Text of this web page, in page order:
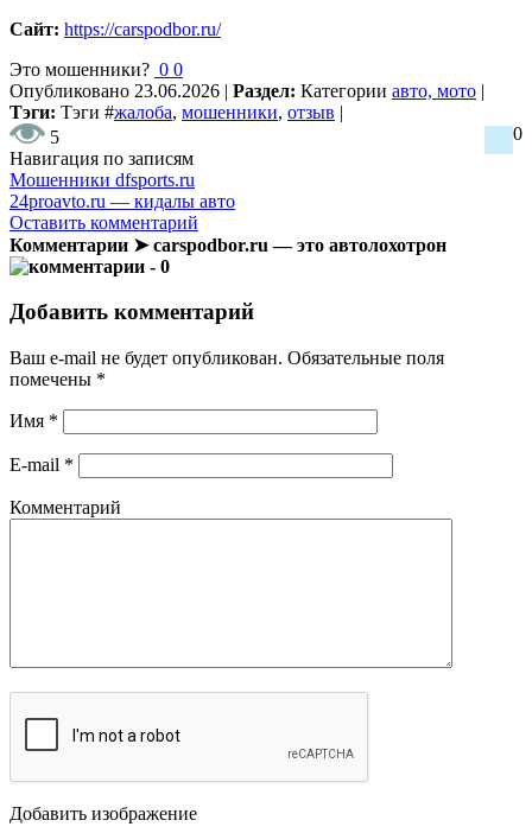
Сайт: https://carspodbor.ru/
Это мошенники? 0 0
Опубликовано 23.06.2026 | Раздел: Категории авто, мото |
Тэги: Тэги #жалоба, мошенники, отзыв |
5
0
Навигация по записям
Мошенники dfsports.ru
24proavto.ru — кидалы авто
Оставить комментарий
Комментарии ➤ carspodbor.ru — это автолохотрон
- 0
Добавить комментарий
Ваш e-mail не будет опубликован. Обязательные поля
помечены *
Имя *
E-mail *
Комментарий
Добавить изображение